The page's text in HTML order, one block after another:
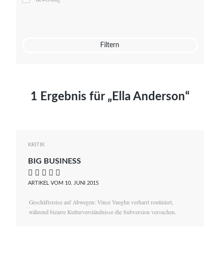
Mato von Vogelstein
Filtern
1 Ergebnis für „Ella Anderson“
KRITIK
BIG BUSINESS
    
ARTIKEL VOM 10. JUNI 2015
Geschäftsreise auf Abwegen: Vince Vaughn verharrt routiniert,
während bizarre Kulturverständnisse die Subversion versuchen.